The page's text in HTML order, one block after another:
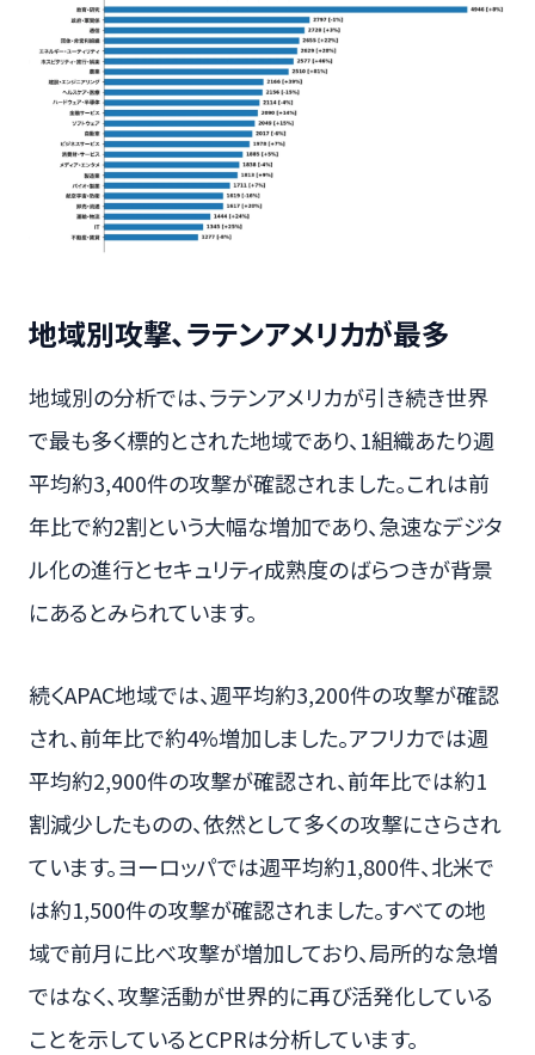
地域別攻撃、ラテンアメリカが最多
地域別の分析では、ラテンアメリカが引き続き世界
で最も多く標的とされた地域であり、1組織あたり週
平均約3,400件の攻撃が確認されました。これは前
年比で約2割という大幅な増加であり、急速なデジタ
ル化の進行とセキュリティ成熟度のばらつきが背景
にあるとみられています。
続くAPAC地域では、週平均約3,200件の攻撃が確認
され、前年比で約4%増加しました。アフリカでは週
平均約2,900件の攻撃が確認され、前年比では約1
割減少したものの、依然として多くの攻撃にさらされ
ています。ヨーロッパでは週平均約1,800件、北米で
は約1,500件の攻撃が確認されました。すべての地
域で前月に比べ攻撃が増加しており、局所的な急増
ではなく、攻撃活動が世界的に再び活発化している
ことを示しているとCPRは分析しています。